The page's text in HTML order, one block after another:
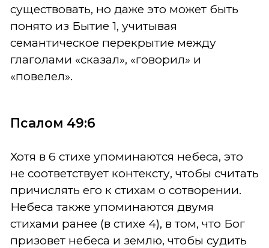
существовать, но даже это может быть
понято из Бытие 1, учитывая
семантическое перекрытие между
глаголами «сказал», «говорил» и
«повелел».
Псалом 49:6
Хотя в 6 стихе упоминаются небеса, это
не соответствует контексту, чтобы считать
причислять его к стихам о сотворении.
Небеса также упоминаются двумя
стихами ранее (в стихе 4), в том, что Бог
призовет небеса и землю, чтобы судить